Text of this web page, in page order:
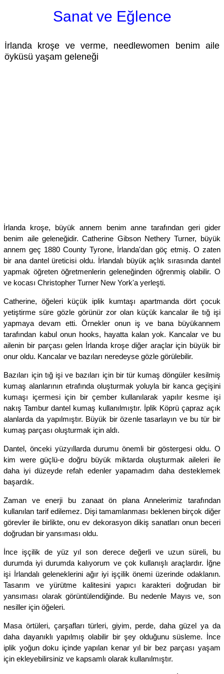
Sanat ve Eğlence
İrlanda kroşe ve verme, needlewomen benim aile
öyküsü yaşam geleneği
İrlanda kroşe, büyük annem benim anne tarafından geri gider
benim aile geleneğidir. Catherine Gibson Nethery Turner, büyük
annem geç 1880 County Tyrone, İrlanda'dan göç etmiş. O zaten
bir ana dantel üreticisi oldu. İrlandalı büyük açlık sırasında dantel
yapmak öğreten öğretmenlerin geleneğinden öğrenmiş olabilir. O
ve kocası Christopher Turner New York'a yerleşti.
Catherine, öğeleri küçük iplik kumtaşı apartmanda dört çocuk
yetiştirme süre gözle görünür zor olan küçük kancalar ile tığ işi
yapmaya devam etti. Örnekler onun iş ve bana büyükannem
tarafından kabul onun hooks, hayatta kalan yok. Kancalar ve bu
ailenin bir parçası gelen İrlanda kroşe diğer araçlar için büyük bir
onur oldu. Kancalar ve bazıları neredeyse gözle görülebilir.
Bazıları için tığ işi ve bazıları için bir tür kumaş döngüler kesilmiş
kumaş alanlarının etrafında oluşturmak yoluyla bir kanca geçişini
kumaşı içermesi için bir çember kullanılarak yapılır kesme işi
nakış Tambur dantel kumaş kullanılmıştır. İplik Köprü çapraz açık
alanlarda da yapılmıştır. Büyük bir özenle tasarlayın ve bu tür bir
kumaş parçası oluşturmak için aldı.
Dantel, önceki yüzyıllarda durumu önemli bir göstergesi oldu. O
kim were güçlü-e doğru büyük miktarda oluşturmak aileleri ile
daha iyi düzeyde refah edenler yapamadım daha desteklemek
başardık.
Zaman ve enerji bu zanaat ön plana Annelerimiz tarafından
kullanılan tarif edilemez. Dişi tamamlanması beklenen birçok diğer
görevler ile birlikte, onu ev dekorasyon dikiş sanatları onun beceri
doğrudan bir yansıması oldu.
İnce işçilik de yüz yıl son derece değerli ve uzun süreli, bu
durumda iyi durumda kalıyorum ve çok kullanışlı araçlardır. İğne
işi İrlandalı geleneklerini ağır iyi işçilik önemi üzerinde odaklanın.
Tasarım ve yürütme kalitesini yapıcı karakteri doğrudan bir
yansıması olarak görüntülendiğinde. Bu nedenle Mayıs ve, son
nesiller için öğeleri.
Masa örtüleri, çarşafları türleri, giyim, perde, daha güzel ya da
daha dayanıklı yapılmış olabilir bir şey olduğunu süsleme. İnce
iplik yoğun doku içinde yapılan kenar yıl bir bez parçası yaşam
için ekleyebilirsiniz ve kapsamlı olarak kullanılmıştır.